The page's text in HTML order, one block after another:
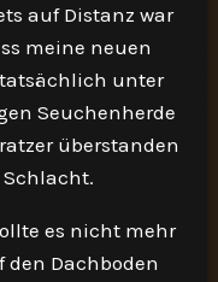
auf Distanz war
meine neuen
unter
Seuchenherde
überstanden
es nicht mehr
den Dachboden